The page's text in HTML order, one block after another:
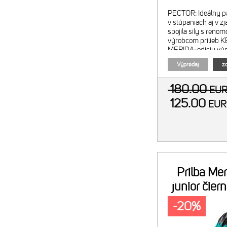
PECTOR: Ideálny
v stúpaniach aj v
spojila sily s
výrobcom prilieb
MERIDA-edíciu
PECTOR ME-1 -
mozgu/hlavy
Výpredaj
180.00
125.00
Prilba
junior
-20%